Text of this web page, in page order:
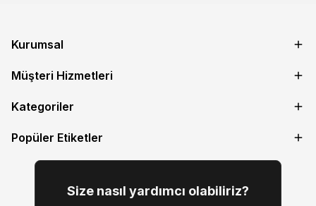
Kurumsal
Müşteri Hizmetleri
Kategoriler
Popüler Etiketler
Size nasıl yardımcı olabiliriz?